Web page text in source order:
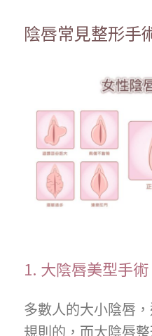
陰唇常見整形手
1. 大陰唇美型手術
多數人的大小陰唇
規則的，而大陰唇